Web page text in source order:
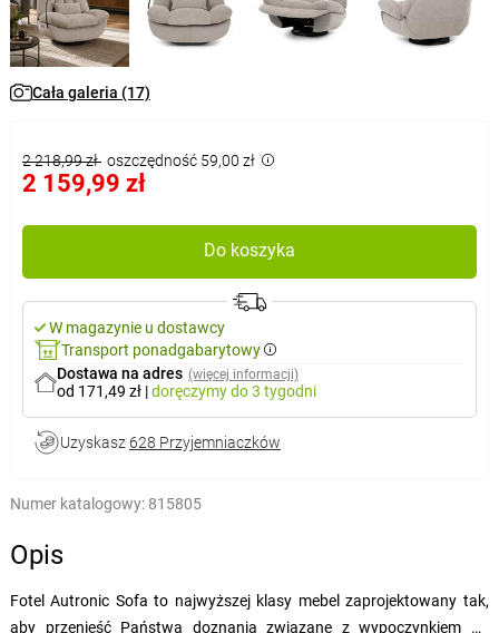
Cała galeria (17)
2 218,99 zł oszczędność 59,00 zł
2 159,99 zł
Do koszyka
W magazynie u dostawcy
Transport ponadgabarytowy
Dostawa na adres (więcej informacji)
od 171,49 zł |doręczymydo 3 tygodni
Uzyskasz 628 Przyjemniaczków
Numer katalogowy: 815805
Opis
Fotel Autronic Sofa to najwyższej klasy mebel zaprojektowany tak,
aby przenieść Państwa doznania związane z wypoczynkiem na